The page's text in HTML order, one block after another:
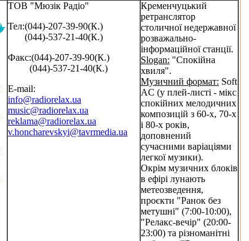
ТОВ "Мюзік Радіо"
Тел:(044)-207-39-90(К.)
(044)-537-21-40(К.)
Факс:(044)-207-39-90(К.)
(044)-537-21-40(К.)
E-mail:
info@radiorelax.ua
music@radiorelax.ua
reklama@radiorelax.ua
v.honcharevskyi@tavrmedia.ua
Кременчуцький
ретранслятор
столичної недержавної
розважально-
інформаційної станції.
Slogan: "Спокійна
хвиля".
Музичний формат: Soft
AC (у плей-листі - мікс
спокійних мелодичних
композицій з 60-х, 70-х
і 80-х років,
доповнений
сучасними варіаціями
легкої музики).
Окрім музичних блоків
в ефірі лунають
метеозведення,
проєкти "Ранок без
метушні" (7:00-10:00),
"Релакс-вечір" (20:00-
23:00) та різноманітні